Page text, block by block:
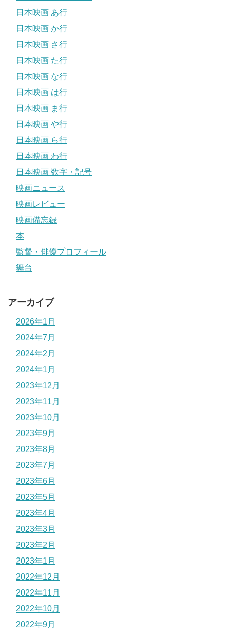
日本映画 あ行
日本映画 か行
日本映画 さ行
日本映画 た行
日本映画 な行
日本映画 は行
日本映画 ま行
日本映画 や行
日本映画 ら行
日本映画 わ行
日本映画 数字・記号
映画ニュース
映画レビュー
映画備忘録
本
監督・俳優プロフィール
舞台
アーカイブ
2026年1月
2024年7月
2024年2月
2024年1月
2023年12月
2023年11月
2023年10月
2023年9月
2023年8月
2023年7月
2023年6月
2023年5月
2023年4月
2023年3月
2023年2月
2023年1月
2022年12月
2022年11月
2022年10月
2022年9月